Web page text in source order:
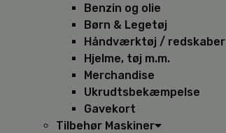
Benzin og olie
Børn & Legetøj
Håndværktøj / redskaber
Hjelme, tøj m.m.
Merchandise
Ukrudtsbekæmpelse
Gavekort
Tilbehør Maskiner